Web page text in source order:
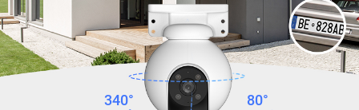
340° 80°